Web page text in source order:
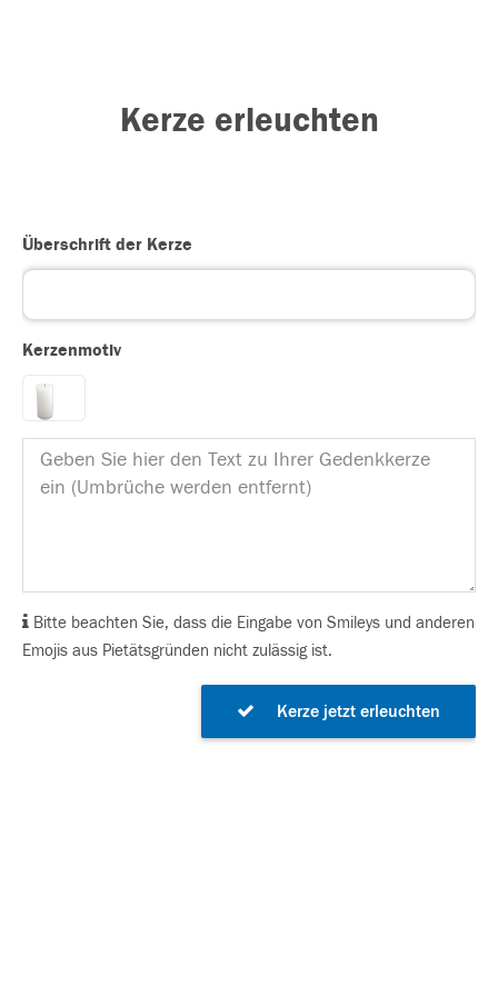
Kerze erleuchten
Überschrift der Kerze
Kerzenmotiv
Bitte beachten Sie, dass die Eingabe von Smileys und anderen
Emojis aus Pietätsgründen nicht zulässig ist.
Kerze jetzt erleuchten